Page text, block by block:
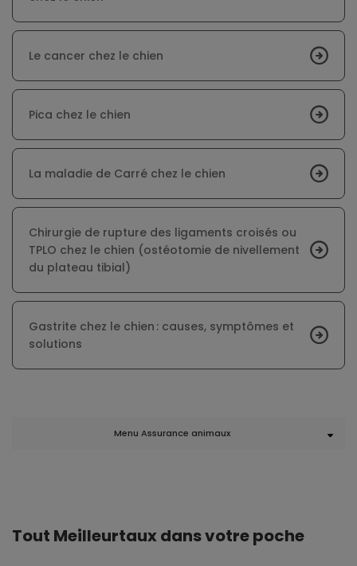
Le cancer chez le chien
Pica chez le chien
La maladie de Carré chez le chien
Chirurgie de rupture des ligaments croisés ou
TPLO chez le chien (ostéotomie de nivellement
du plateau tibial)
Gastrite chez le chien : causes, symptômes et
solutions
Menu Assurance animaux
Tout Meilleurtaux dans votre poche